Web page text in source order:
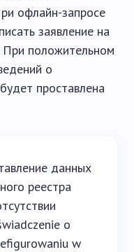
офлайн-запросе
заявление на
При положительном
о
проставлена
данных
реестра
o
w